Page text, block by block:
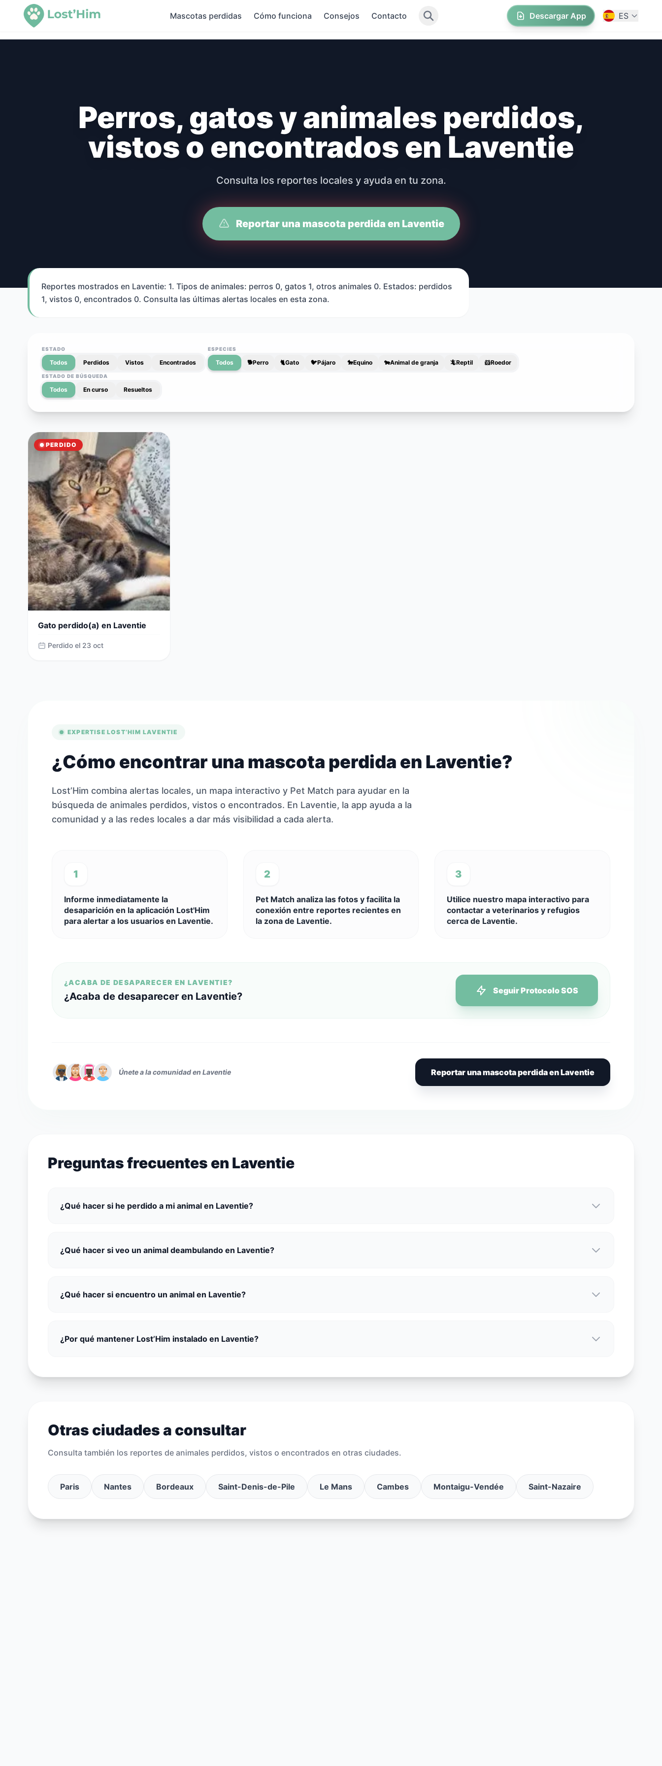
Mascotas perdidas Cómo funciona Consejos Contacto Descargar App ES
Perros, gatos y animales perdidos,
vistos o encontrados en Laventie
Consulta los reportes locales y ayuda en tu zona.
Reportar una mascota perdida en Laventie
Reportes mostrados en Laventie: 1. Tipos de animales: perros 0, gatos 1, otros animales 0. Estados: perdidos
1, vistos 0, encontrados 0. Consulta las últimas alertas locales en esta zona.
ESTADO
Todos Perdidos Vistos Encontrados
ESPECIES
Todos 🐕Perro 🐈Gato 🐦Pájaro 🐎Equino 🐄Animal de granja 🦎Reptil 🐹Roedor
ESTADO DE BÚSQUEDA
Todos En curso Resueltos
PERDIDO
Gato perdido(a) en Laventie
Perdido el 23 oct
EXPERTISE LOST’HIM LAVENTIE
¿Cómo encontrar una mascota perdida en Laventie?
Lost’Him combina alertas locales, un mapa interactivo y Pet Match para ayudar en la
búsqueda de animales perdidos, vistos o encontrados. En Laventie, la app ayuda a la
comunidad y a las redes locales a dar más visibilidad a cada alerta.
1
Informe inmediatamente la
desaparición en la aplicación Lost'Him
para alertar a los usuarios en Laventie.
2
Pet Match analiza las fotos y facilita la
conexión entre reportes recientes en
la zona de Laventie.
3
Utilice nuestro mapa interactivo para
contactar a veterinarios y refugios
cerca de Laventie.
¿ACABA DE DESAPARECER EN LAVENTIE?
¿Acaba de desaparecer en Laventie? Seguir Protocolo SOS
Únete a la comunidad en Laventie Reportar una mascota perdida en Laventie
Preguntas frecuentes en Laventie
¿Qué hacer si he perdido a mi animal en Laventie?
¿Qué hacer si veo un animal deambulando en Laventie?
¿Qué hacer si encuentro un animal en Laventie?
¿Por qué mantener Lost’Him instalado en Laventie?
Otras ciudades a consultar
Consulta también los reportes de animales perdidos, vistos o encontrados en otras ciudades.
Paris Nantes Bordeaux Saint-Denis-de-Pile Le Mans Cambes Montaigu-Vendée Saint-Nazaire